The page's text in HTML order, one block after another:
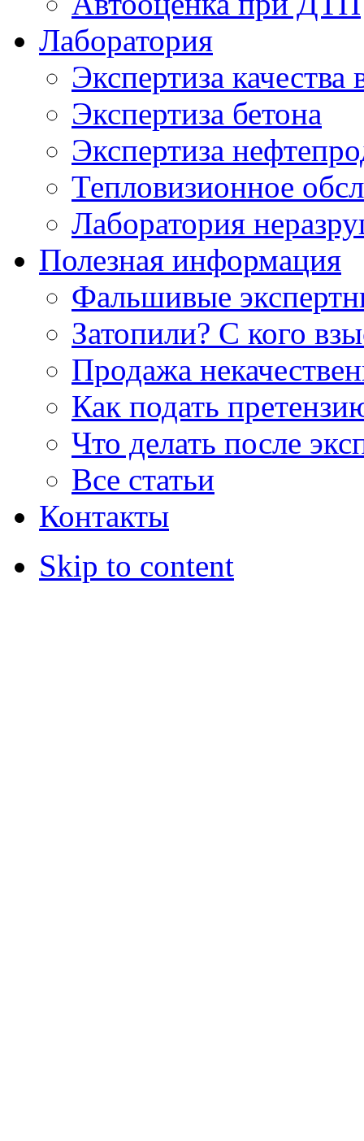
Лаборатория
Экспертиза качества
Экспертиза бетона
Экспертиза
Тепловизионное
Лаборатория
Полезная информация
Фальшивые
Затопили? С кого
Продажа
Как подать
Что делать после
Все статьи
Контакты
Skip to content